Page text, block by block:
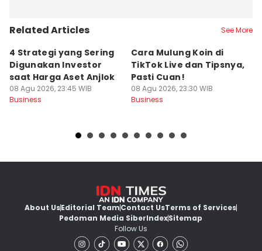
Related Articles See More
4 Strategi yang Sering
Digunakan Investor
saat Harga Aset Anjlok
08 Agu 2026, 23:45 WIB
Business
Cara Mulung Koin di
TikTok Live dan Tipsnya,
Pasti Cuan!
08 Agu 2026, 23:30 WIB
Business
About UsEditorial TeamContact UsTerms of Services
Pedoman Media SiberIndexSitemap
Follow Us